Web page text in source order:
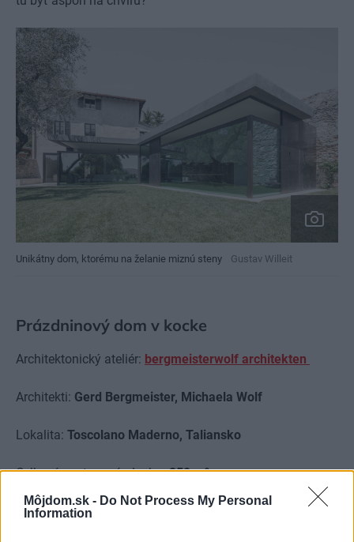
Môjdom.sk - Do Not Process My Personal
Information
Unikátny dom, ktorému na želanie miznú steny Gustav Willeit
Prázdninový dom v kocke
Architektonický ateliér: bergmeisterwolf architekten
Architekti: Gerd Bergmeister, Michaela Wolf
Lokalita: Toscolano Maderno, Taliansko
Celková zastavaná plocha:250 m²
Rok realizácie: